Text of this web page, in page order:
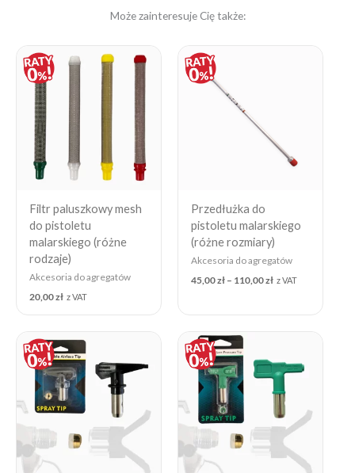
Może zainteresuje Cię także:
Filtr paluszkowy mesh
do pistoletu
malarskiego (różne
rodzaje)
Akcesoria do agregatów
20,00zł z VAT
Przedłużka do
pistoletu malarskiego
(różne rozmiary)
Akcesoria do agregatów
45,00zł – 110,00zł z VAT